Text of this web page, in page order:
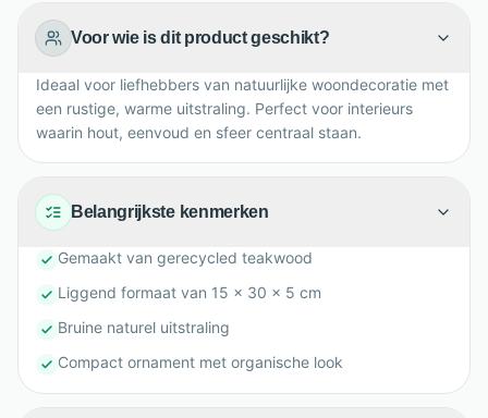
Voor wie is dit product geschikt?
Ideaal voor liefhebbers van natuurlijke woondecoratie met
een rustige, warme uitstraling. Perfect voor interieurs
waarin hout, eenvoud en sfeer centraal staan.
Belangrijkste kenmerken
Gemaakt van gerecycled teakwood
Liggend formaat van 15 x 30 x 5 cm
Bruine naturel uitstraling
Compact ornament met organische look